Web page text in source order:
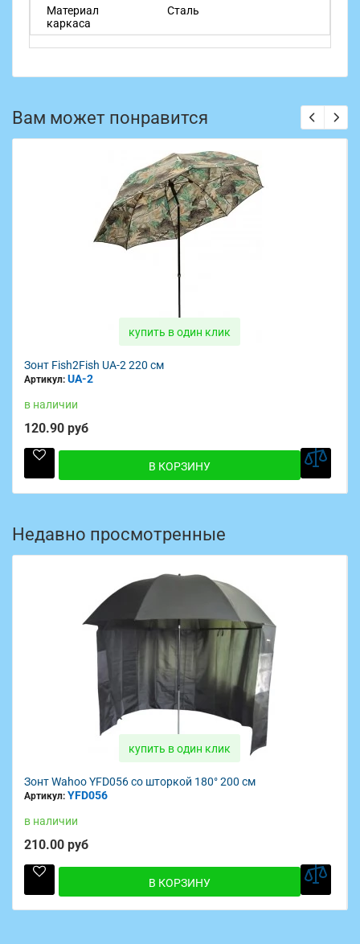
Материал
каркаса
Сталь
Вам может понравится
купить в один клик
Зонт Fish2Fish UA-2 220 см
Артикул: UA-2
в наличии
120.90 руб
В КОРЗИНУ
Недавно просмотренные
купить в один клик
Зонт Wahoo YFD056 со шторкой 180° 200 см
Артикул: YFD056
в наличии
210.00 руб
В КОРЗИНУ